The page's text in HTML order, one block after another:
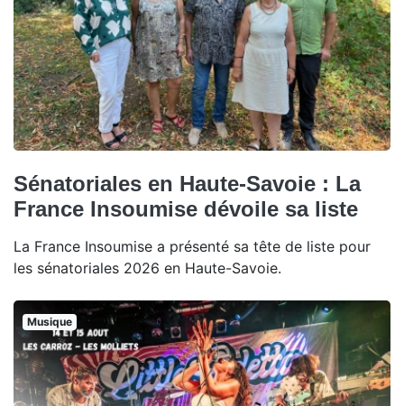
Sénatoriales en Haute-Savoie : La
France Insoumise dévoile sa liste
La France Insoumise a présenté sa tête de liste pour
les sénatoriales 2026 en Haute-Savoie.
Musique